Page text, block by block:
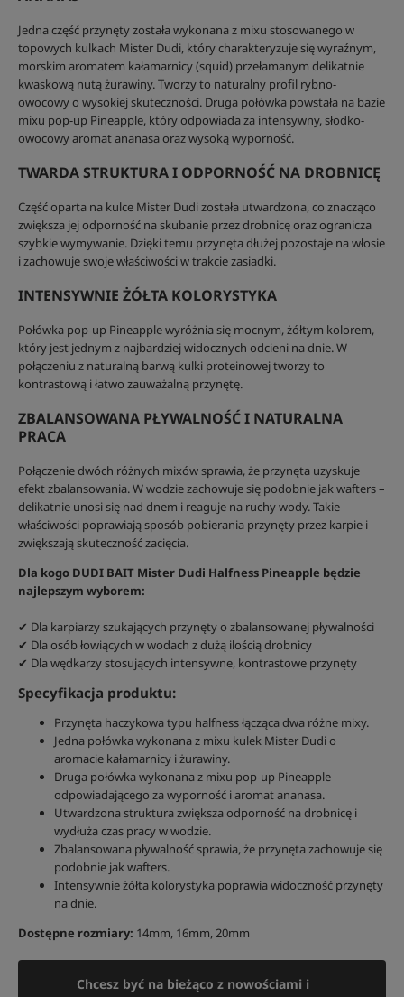
Jedna część przynęty została wykonana z mixu stosowanego w
topowych kulkach Mister Dudi, który charakteryzuje się wyraźnym,
morskim aromatem kałamarnicy (squid) przełamanym delikatnie
kwaskową nutą żurawiny. Tworzy to naturalny profil rybno-
owocowy o wysokiej skuteczności. Druga połówka powstała na bazie
mixu pop-up Pineapple, który odpowiada za intensywny, słodko-
owocowy aromat ananasa oraz wysoką wyporność.
TWARDA STRUKTURA I ODPORNOŚĆ NA DROBNICĘ
Część oparta na kulce Mister Dudi została utwardzona, co znacząco
zwiększa jej odporność na skubanie przez drobnicę oraz ogranicza
szybkie wymywanie. Dzięki temu przynęta dłużej pozostaje na włosie
i zachowuje swoje właściwości w trakcie zasiadki.
INTENSYWNIE ŻÓŁTA KOLORYSTYKA
Połówka pop-up Pineapple wyróżnia się mocnym, żółtym kolorem,
który jest jednym z najbardziej widocznych odcieni na dnie. W
połączeniu z naturalną barwą kulki proteinowej tworzy to
kontrastową i łatwo zauważalną przynętę.
ZBALANSOWANA PŁYWALNOŚĆ I NATURALNA
PRACA
Połączenie dwóch różnych mixów sprawia, że przynęta uzyskuje
efekt zbalansowania. W wodzie zachowuje się podobnie jak wafters –
delikatnie unosi się nad dnem i reaguje na ruchy wody. Takie
właściwości poprawiają sposób pobierania przynęty przez karpie i
zwiększają skuteczność zacięcia.
Dla kogo DUDI BAIT Mister Dudi Halfness Pineapple będzie
najlepszym wyborem:
✔ Dla karpiarzy szukających przynęty o zbalansowanej pływalności
✔ Dla osób łowiących w wodach z dużą ilością drobnicy
✔ Dla wędkarzy stosujących intensywne, kontrastowe przynęty
Specyfikacja produktu:
Przynęta haczykowa typu halfness łącząca dwa różne mixy.
Jedna połówka wykonana z mixu kulek Mister Dudi o
aromacie kałamarnicy i żurawiny.
Druga połówka wykonana z mixu pop-up Pineapple
odpowiadającego za wyporność i aromat ananasa.
Utwardzona struktura zwiększa odporność na drobnicę i
wydłuża czas pracy w wodzie.
Zbalansowana pływalność sprawia, że przynęta zachowuje się
podobnie jak wafters.
Intensywnie żółta kolorystyka poprawia widoczność przynęty
na dnie.
Dostępne rozmiary: 14mm, 16mm, 20mm
Chcesz być na bieżąco z nowościami i